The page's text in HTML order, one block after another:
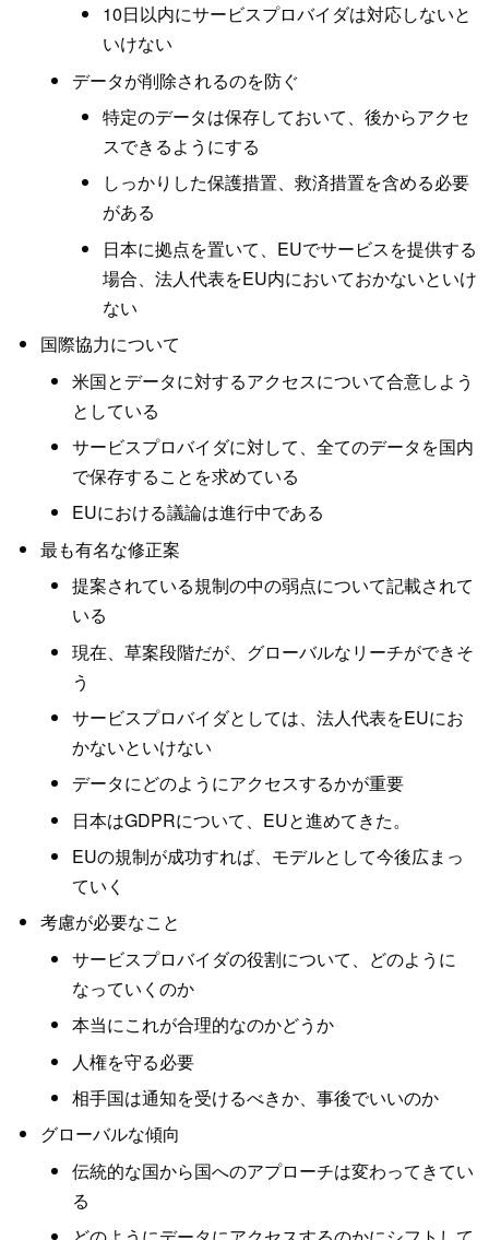
10日以内にサービスプロバイダは対応しないと
いけない
データが削除されるのを防ぐ
特定のデータは保存しておいて、後からアクセ
スできるようにする
しっかりした保護措置、救済措置を含める必要
がある
日本に拠点を置いて、EUでサービスを提供する
場合、法人代表をEU内においておかないといけ
ない
国際協力について
米国とデータに対するアクセスについて合意しよう
としている
サービスプロバイダに対して、全てのデータを国内
で保存することを求めている
EUにおける議論は進行中である
最も有名な修正案
提案されている規制の中の弱点について記載されて
いる
現在、草案段階だが、グローバルなリーチができそ
う
サービスプロバイダとしては、法人代表をEUにお
かないといけない
データにどのようにアクセスするかが重要
日本はGDPRについて、EUと進めてきた。
EUの規制が成功すれば、モデルとして今後広まっ
ていく
考慮が必要なこと
サービスプロバイダの役割について、どのように
なっていくのか
本当にこれが合理的なのかどうか
人権を守る必要
相手国は通知を受けるべきか、事後でいいのか
グローバルな傾向
伝統的な国から国へのアプローチは変わってきてい
る